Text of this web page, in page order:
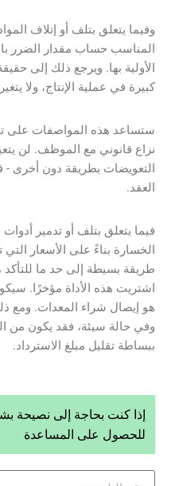
وفيما يتعلق بتلف أو إتلاف
المناسب حساب مقدار الضرر
الأولية بها. ويرجع ذلك إلى
كبيرة في عملية الإنتاج، ولا
ستساعد هذه المواصفات
نزاع قانوني مع الموظف. لن
التعويضات بطريقة دون أخرى
العقد.
فيما يتعلق بتلف أو تدمير
الخسارة بناءً على الأسعار
طريقة بسيطة إلى حد ما
اشتريت هذه الأداة مؤخرًا.
هو إيصال شراء المعدات. ومع
وفي حالة سيئة، فقد يكون من
ببساطة تقليل مبلغ الاسترداد.
إذا كنت بحاجة إلى نصيحة
للحصول على المساعدة